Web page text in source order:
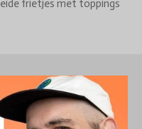
frietjes met toppings